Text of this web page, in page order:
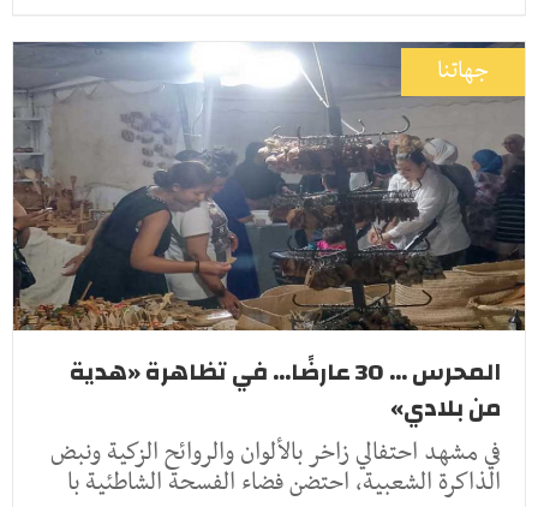
جهاتنا
المحرس ... 30 عارضًا... في تظاهرة «هدية
من بلادي»
في مشهد احتفالي زاخر بالألوان والروائح الزكية ونبض
الذاكرة الشعبية، احتضن فضاء الفسحة الشاطئية با